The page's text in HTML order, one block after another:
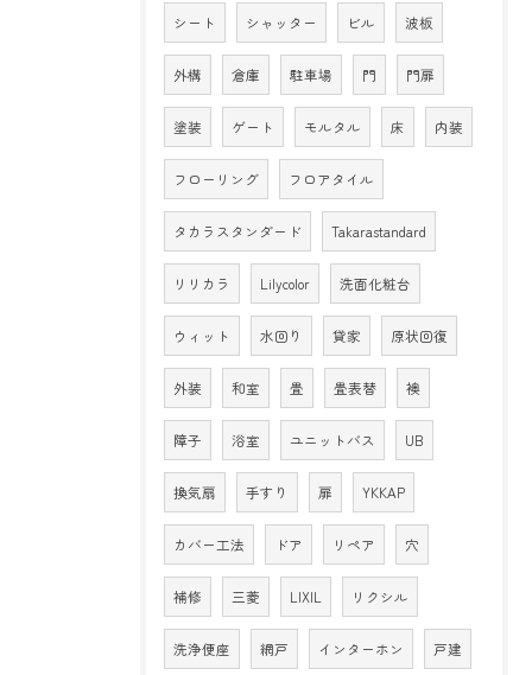
シート シャッター ビル 波板
外構 倉庫 駐車場 門 門扉
塗装 ゲート モルタル 床 内装
フローリング フロアタイル
タカラスタンダード Takarastandard
リリカラ Lilycolor 洗面化粧台
ウィット 水回り 貸家 原状回復
外装 和室 畳 畳表替 襖
障子 浴室 ユニットバス UB
換気扇 手すり 扉 YKKAP
カバー工法 ドア リペア 穴
補修 三菱 LIXIL リクシル
洗浄便座 網戸 インターホン 戸建